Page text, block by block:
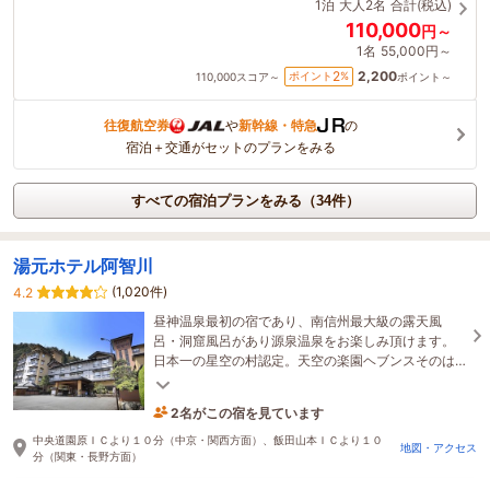
1泊 大人2名 合計(税込)
110,000円～
1名 55,000円～
110,000スコア～ ポイント 2% 2,200ポイント～
往復航空券 や新幹線・特急
の
宿泊＋交通がセットのプランをみる
すべての宿泊プランをみる（34件）
湯元ホテル阿智川
4.2
(1,020件)
昼神温泉最初の宿であり、南信州最大級の露天風
呂・洞窟風呂があり源泉温泉をお楽しみ頂けます。
日本一の星空の村認定。天空の楽園ヘブンスそのは
らまでは車で15分の距離です。
12時間前に予約されました
中央道園原ＩＣより１０分（中京・関西方面）、飯田山本ＩＣより１０
分（関東・長野方面）
地図・アクセス